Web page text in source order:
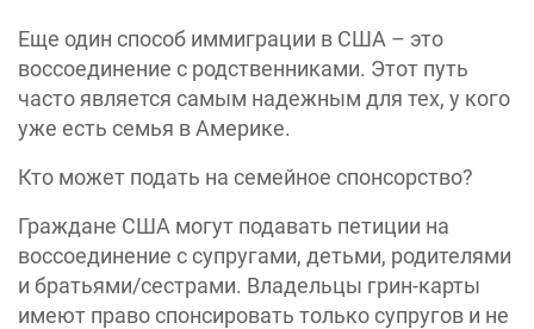
Еще один способ иммиграции в США – это
воссоединение с родственниками. Этот путь
часто является самым надежным для тех, у кого
уже есть семья в Америке.
Кто может подать на семейное спонсорство?
Граждане США могут подавать петиции на
воссоединение с супругами, детьми, родителями
и братьями/сестрами. Владельцы грин-карты
имеют право спонсировать только супругов и не